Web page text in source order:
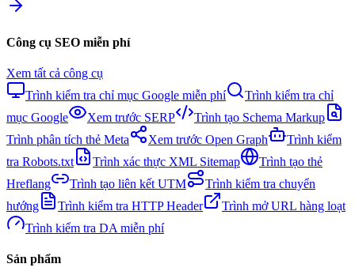
Công cụ SEO miễn phí
Xem tất cả công cụ
Trình kiểm tra chỉ mục Google miễn phí
Trình kiểm tra chỉ
mục Google
Xem trước SERP
Trình tạo Schema Markup
Trình phân tích thẻ Meta
Xem trước Open Graph
Trình kiểm
tra Robots.txt
Trình xác thực XML Sitemap
Trình tạo thẻ
Hreflang
Trình tạo liên kết UTM
Trình kiểm tra chuyển
hướng
Trình kiểm tra HTTP Header
Trình mở URL hàng loạt
Trình kiểm tra DA miễn phí
Sản phẩm